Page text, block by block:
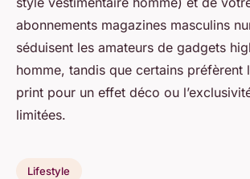
abonnements magazines masculins
séduisent les amateurs de gadgets
homme, tandis que certains préfèrent
print pour un effet déco ou
limitées.
Lifestyle